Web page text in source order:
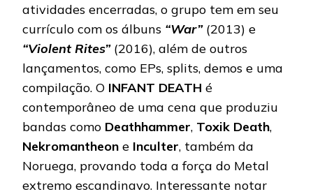
atividades encerradas, o grupo tem em seu
currículo com os álbuns “War” (2013) e
“Violent Rites”(2016), além de outros
lançamentos, como EPs, splits, demos e uma
compilação. O INFANT DEATH é
contemporâneo de uma cena que produziu
bandas como Deathhammer, Toxik Death,
Nekromantheon e Inculter, também da
Noruega, provando toda a força do Metal
extremo escandinavo. Interessante notar